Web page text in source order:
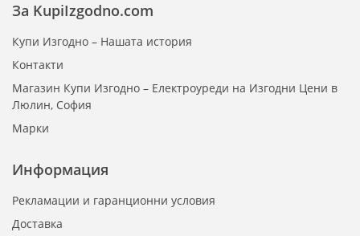
Информация
Рекламации и гаранционни условия
Доставка
За KupiIzgodno.com
Купи Изгодно – Нашата история
Контакти
Магазин Купи Изгодно – Електроуреди на Изгодни Цени в
Люлин, София
Марки